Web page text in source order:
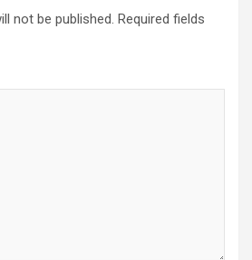
not be published. Required fields